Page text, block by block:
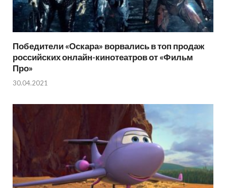
Победители «Оскара» ворвались в топ продаж
российских онлайн-кинотеатров от «Фильм
Про»
30.04.2021